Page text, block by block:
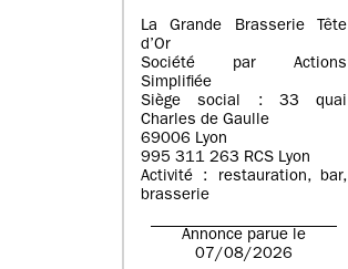
La Grande Brasserie Tête
d’Or
Société par Actions
Simplifiée
Siège social : 33 quai
Charles de Gaulle
69006 Lyon
995 311 263 RCS Lyon
Activité : restauration, bar,
brasserie
Annonce parue le
07/08/2026